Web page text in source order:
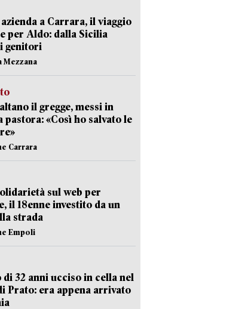
a Carrara, il viaggio
per Aldo: dalla Sicilia
genitori
Mezzana
il gregge, messi in
pastora: «Così ho salvato le
Carrara
sul web per
il 18enne investito da un
strada
Empoli
di 32 anni ucciso in cella nel
Prato: era appena arrivato